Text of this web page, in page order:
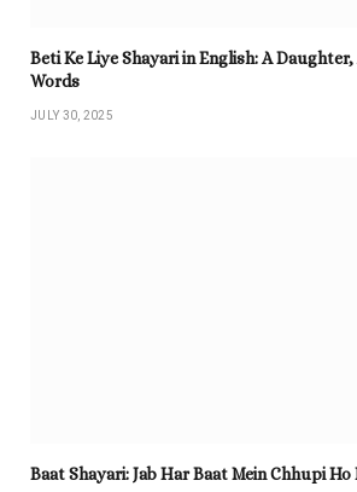
Beti Ke Liye Shayari in English: A
Words
JULY 30, 2025
Baat Shayari: Jab Har Baat Mein Chhupi Ho